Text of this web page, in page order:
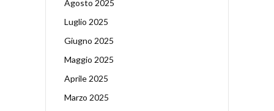
Agosto 2025
Luglio 2025
Giugno 2025
Maggio 2025
Aprile 2025
Marzo 2025